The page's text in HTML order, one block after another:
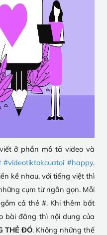
ở phần mô tả video và
#happy.
kề nhau, với tiếng việt thì
cụm từ ngắn gọn. Mỗi
cả thẻ #.Khi thêm bất
bài đăng thì nội dung của
THẺ ĐÓ. Không những thế